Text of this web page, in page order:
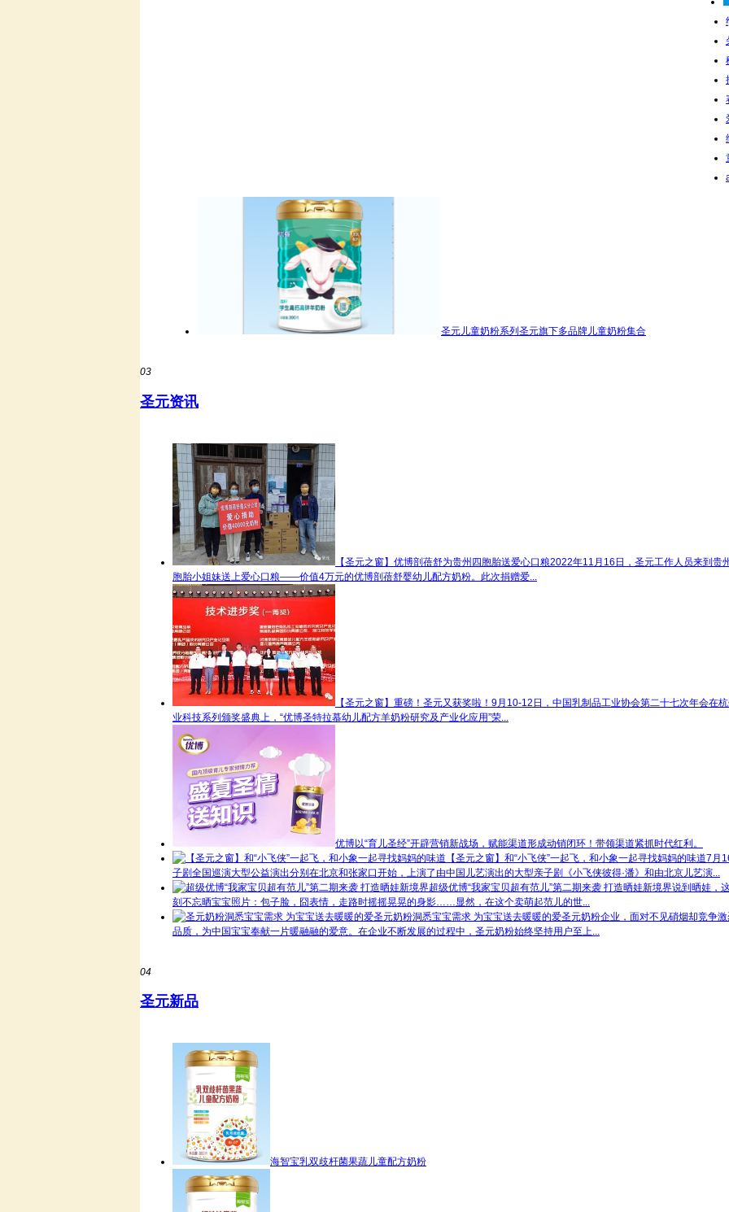
圣元儿童奶粉系列圣元旗下多品牌儿童奶粉集合
03
圣元资讯
【圣元之窗】优博剖蓓舒为贵州四胞胎送爱心口粮2022年11月16日，圣元工作人员来到贵
胞胎小姐妹送上爱心口粮——价值4万元的优博剖蓓舒婴幼儿配方奶粉。此次捐赠爱...
【圣元之窗】重磅！圣元又获奖啦！ 9月10-12日，中国乳制品工业协会第二十七次年会在
业科技系列颁奖盛典上，“优博圣特拉慕幼儿配方羊奶粉研究及产业化应用”荣...
优博以“育儿圣经”开辟营销新战场，赋能渠道形成动销闭环！ 带领渠道紧抓时代红利。
【圣元之窗】和“小飞侠”一起飞，和小象一起寻找妈妈的味道7月
子剧全国巡演大型公益演出分别在北京和张家口开始，上演了由中国儿艺演出的大型亲子剧《小飞侠彼得·潘》和由北京儿艺演...
超级优博“我家宝贝超有范儿”第二期来袭 打造晒娃新境界说到晒娃，
刻不忘晒宝宝照片：包子脸，囧表情，走路时摇摇晃晃的身影……显然，在这个卖萌起范儿的世...
圣元奶粉洞悉宝宝需求 为宝宝送去暖暖的爱圣元奶粉企业，面对不见硝烟却竞争
品质，为中国宝宝奉献一片暖融融的爱意。在企业不断发展的过程中，圣元奶粉始终坚持用户至上...
04
圣元新品
海智宝乳双歧杆菌果蔬儿童配方奶粉